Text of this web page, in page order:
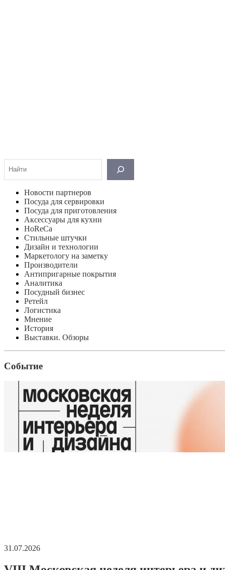
Новости партнеров
Посуда для сервировки
Посуда для приготовления
Аксессуары для кухни
HoReCa
Стильные штучки
Дизайн и технологии
Маркетологу на заметку
Производители
Антипригарные покрытия
Аналитика
Посудный бизнес
Ретейл
Логистика
Мнение
История
Выставки. Обзоры
Событие
31.07.2026